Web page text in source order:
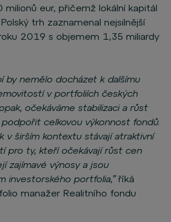
eur, přičemž lokální kapitál
trh zaznamenal nejsilnější
2019 s objemem 1,35 miliardy
by nemělo docházet k dalšímu
v portfoliích českých
očekáváme stabilizaci a růst
celkovou výkonnost fondů.
v širším kontextu stávají atraktivní
pro ty, kteří očekávají růst cen
zajímavé výnosy a jsou
investorského portfolia,”říká
manažer Realitního fondu